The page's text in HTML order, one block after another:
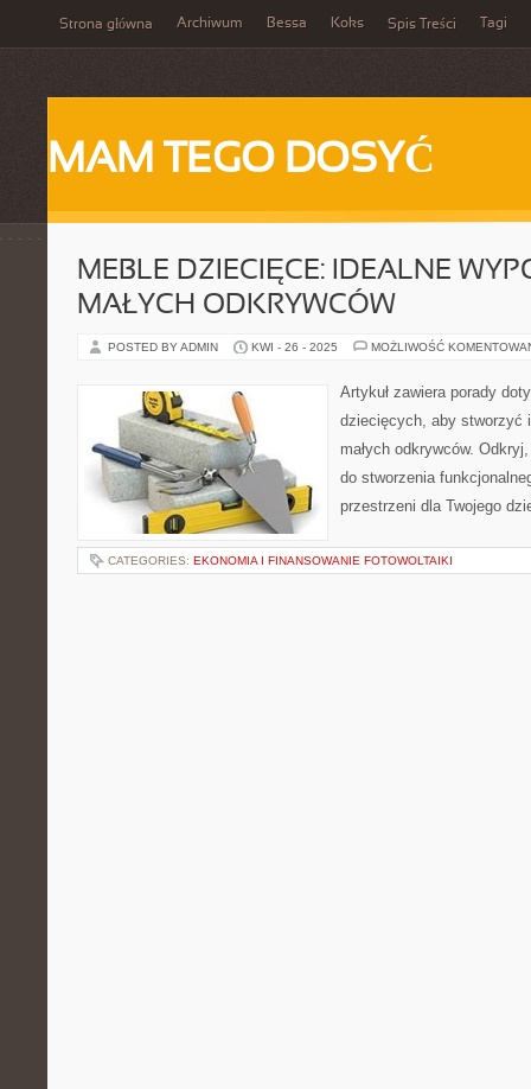
Strona główna Archiwum Bessa Koks Spis Treści Tagi
MAM TEGO DOSYĆ
MEBLE DZIECIĘCE: IDEALNE
MAŁYCH ODKRYWCÓW
POSTED BY ADMIN KWI - 26 - 2025 MOŻLIWOŚĆ
Artykuł zawiera porady
dziecięcych, aby stworzyć
małych odkrywców.
do stworzenia
przestrzeni dla Twojego
CATEGORIES: EKONOMIA I FINANSOWANIE FOTOWOLTAIKI